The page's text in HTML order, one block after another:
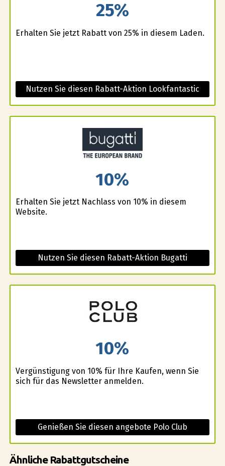
25%
Erhalten Sie jetzt Rabatt von 25% in diesem Laden.
Nutzen Sie diesen Rabatt-Aktion Lookfantastic
10%
Erhalten Sie jetzt Nachlass von 10% in diesem
Website.
Nutzen Sie diesen Rabatt-Aktion Bugatti
10%
Vergünstigung von 10% für Ihre Kaufen, wenn Sie
sich für das Newsletter anmelden.
Genießen Sie diesen angebote Polo Club
Ähnliche Rabattgutscheine